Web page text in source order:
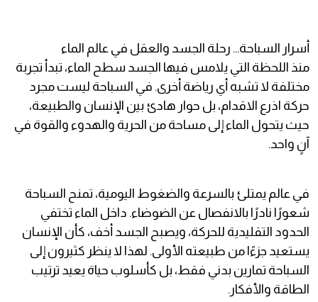
أسرار السباحة… رحلة الجسد والعقل في عالم الماء
منذ اللحظة التي يلامس فيها الجسد سطح الماء، تبدأ تجربة
مختلفة لا تشبه أي رياضة أخرى. في السباحة ليست مجرد
حركة اذرع الاقدام، بل حوار هادئ بين الإنسان والطبيعة،
حيث يتحول الماء إلى مساحة من الحرية والهدوء والقوة في
آنٍ واحد.
في عالم يمتلئ بالسرعة والضغوط اليومية، تمنح السباحة
شعورًا نادرًا بالانفصال عن الضوضاء. داخل الماء تختفي
الحدود التقليدية للحركة، ويصبح الجسد أخف، كأن الإنسان
يستعيد جزءًا من طبيعته الأولى. لهذا لا ينظر كثيرون إلى
السباحة تمارين بدني فقط، بل كأسلوب حياة يعيد ترتيب
الطاقة والأفكار.